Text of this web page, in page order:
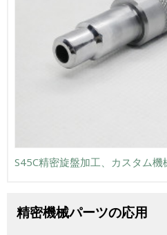
S45C精密旋盤加工、カスタム機
精密機械パーツの応用